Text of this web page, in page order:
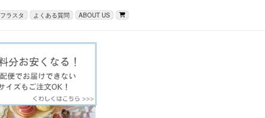
フラスタ よくある質問 ABOUT US